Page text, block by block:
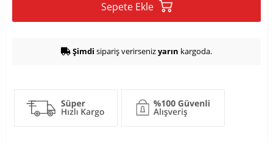
Sepete Ekle
Şimdi sipariş verirsenizyarın kargoda.